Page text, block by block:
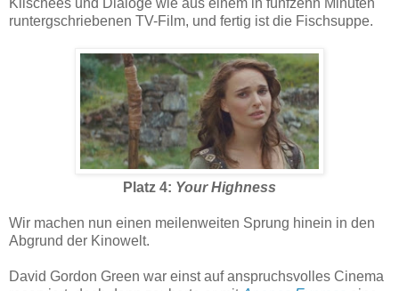
Klischees und Dialoge wie aus einem in fünfzehn Minuten
runtergschriebenen TV-Film, und fertig ist die Fischsuppe.
Platz 4: Your Highness
Wir machen nun einen meilenweiten Sprung hinein in den
Abgrund der Kinowelt.
David Gordon Green war einst auf anspruchsvolles Cinema